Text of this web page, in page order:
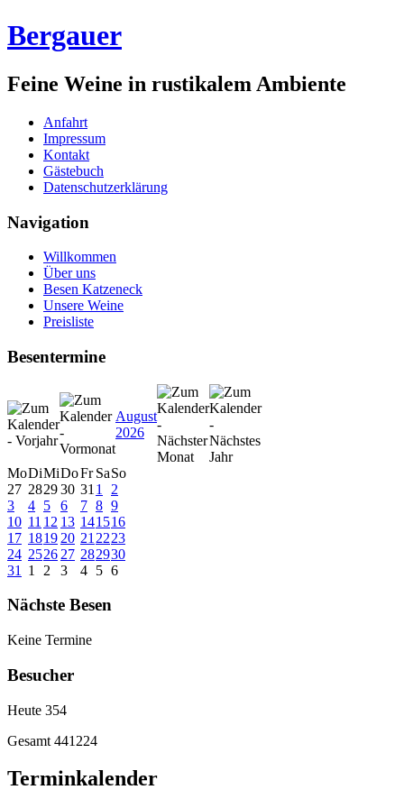
Bergauer
Feine Weine in rustikalem Ambiente
Anfahrt
Impressum
Kontakt
Gästebuch
Datenschutzerklärung
Navigation
Willkommen
Über uns
Besen Katzeneck
Unsere Weine
Preisliste
Besentermine
August
2026
MoDiMiDoFr SaSo
27 282930 31 1
2
3
4 5 6 7 8 9
10 11 12 13 141516
17 1819 20 21 2223
24 2526 27 282930
31
1 2 3 4 5 6
Nächste Besen
Keine Termine
Besucher
Heute 354
Gesamt 441224
Terminkalender